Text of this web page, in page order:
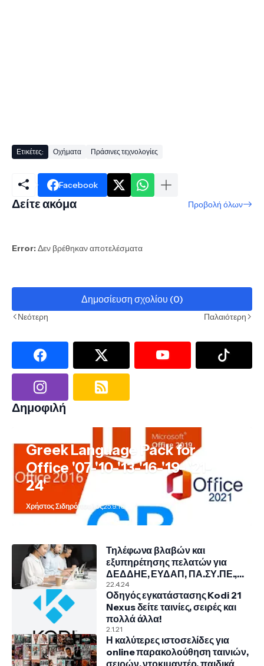
Ετικέτες: Οχήματα Πράσινες τεχνολογίες
Facebook
Δείτε ακόμα Προβολή όλων
Error:Δεν βρέθηκαν αποτελέσματα
Δημοσίευση σχολίου (0)
Νεότερη Παλαιότερη
Δημοφιλή
Greek Language Pack for
Office '07-'10-'13-'16-'19- '21-
24'
Χρήστος Σιδηρόπουλος25.9.10
Τηλέφωνα βλαβών και
εξυπηρέτησης πελατών για
ΔΕΔΔΗΕ, ΕΥΔΑΠ, ΠΑ.ΣΥ.ΠΕ.,
COSMOTE, NOVA, VODAFONE
22.4.24
Οδηγός εγκατάστασης Kodi 21
Nexus δείτε ταινίες, σειρές και
πολλά άλλα!
2.1.21
Η καλύτερες ιστοσελίδες για
online παρακολούθηση ταινιών,
σειρών, ντοκιμαντέρ, παιδικά